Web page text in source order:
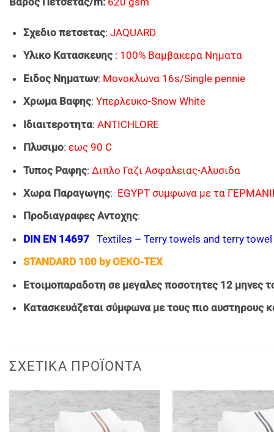
Σχεδιο πετσετας: JAQUARD
Υλικο Κατασκευης: 100% Βαμβακερα Νηματα
Ειδος Νηματων: Μονοκλωνα 16s/Single pennie
Xρωμα Bαφης: Υπερλευκο-Snow White
Ιδιαιτεροτητα: ANTICHLORE
Πλυσιμο: εως 90 C
Τυπος Ραφης: Διπλο Γαζι Ασφαλειας-Αλυσιδα
Χωρα Παραγωγης: EGYPT συμφωνα με τα
Προδιαγραφες Αντοχης:
DIN EN 14697 Textiles – Terry towels and terry
STANDARD 100 by OEKO-TEX
Ετοιμοπαραδοτη σε μεγαλες ποσοτητες 12 μηνες
Κατασκευάζεται σύμφωνα με τους πιο αυστηρους
ΣΧΕΤΙΚΆ ΠΡΟΪΌΝΤΑ